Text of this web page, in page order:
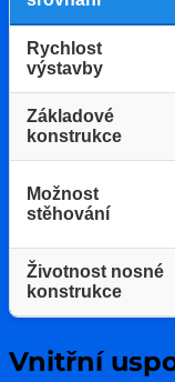
Rychlost
výstavby
Základové
konstrukce
Možnost
stěhování
Životnost nosné
konstrukce
Vnitřní